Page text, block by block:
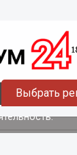
Выбрать
«Карте
компании,